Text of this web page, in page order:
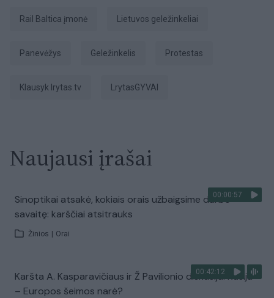
Rail Baltica įmonė Lietuvos geležinkeliai
Panevėžys geležinkelis Protestas
Klausyk lrytas.tv LrytasGYVAI
Naujausi įrašai
00:00:57
Sinoptikai atsakė, kokiais orais užbaigsime darbo
savaitę: karščiai atsitrauks
Žinios Orai
00:42:12
Karšta A. Kasparavičiaus ir Ž Pavilionio diskusija: Rusija
– Europos šeimos narė?